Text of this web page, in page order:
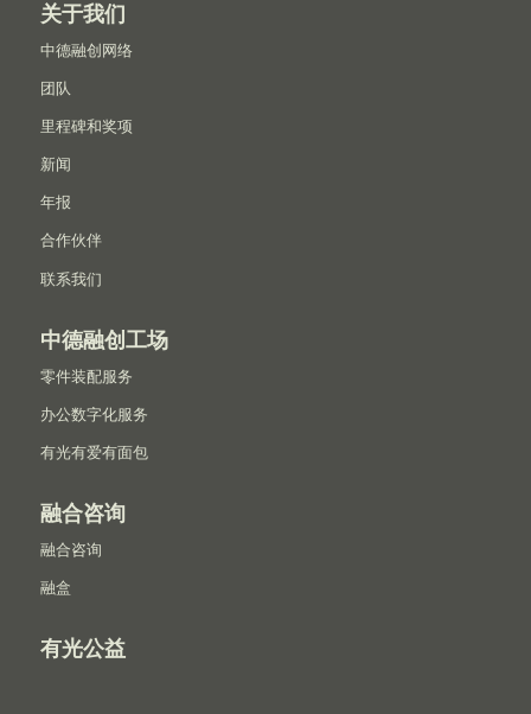
关于我们
中德融创网络
团队
里程碑和奖项
新闻
年报
合作伙伴
联系我们
中德融创工场
零件装配服务
办公数字化服务
有光有爱有面包
融合咨询
融合咨询
融盒
有光公益